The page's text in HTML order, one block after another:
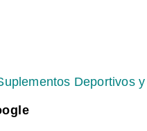
Deportivos